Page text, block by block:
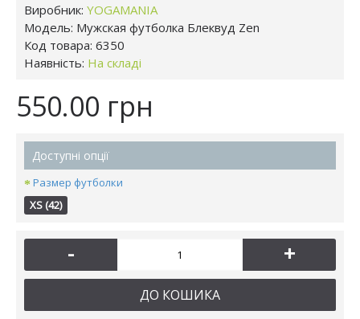
Виробник: YOGAMANIA
Модель: Мужская футболка Блеквуд Zen
Код товара: 6350
Наявність: На складі
550.00 грн
Доступні опції
Размер футболки
XS (42)
- +
ДО КОШИКА